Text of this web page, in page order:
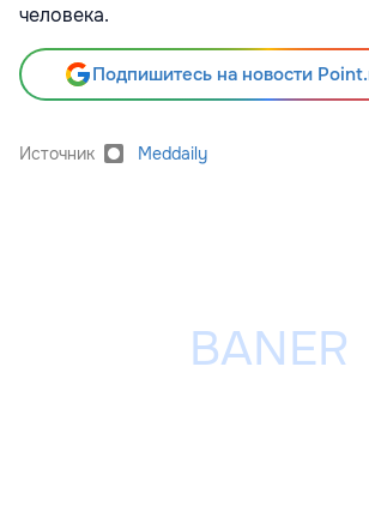
человека.
Подпишитесь на новости
Источник Meddaily